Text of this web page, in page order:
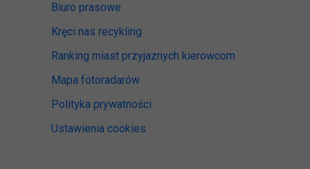
Biuro prasowe
Kręci nas recykling
Ranking miast przyjaznych kierowcom
Mapa fotoradarów
Polityka prywatności
Ustawienia cookies